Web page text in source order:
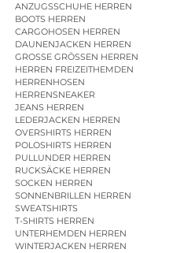
ANZUGSSCHUHE HERREN
BOOTS HERREN
CARGOHOSEN HERREN
DAUNENJACKEN HERREN
GROSSE GRÖSSEN HERREN
HERREN FREIZEITHEMDEN
HERRENHOSEN
HERRENSNEAKER
JEANS HERREN
LEDERJACKEN HERREN
OVERSHIRTS HERREN
POLOSHIRTS HERREN
PULLUNDER HERREN
RUCKSÄCKE HERREN
SOCKEN HERREN
SONNENBRILLEN HERREN
SWEATSHIRTS
T-SHIRTS HERREN
UNTERHEMDEN HERREN
WINTERJACKEN HERREN